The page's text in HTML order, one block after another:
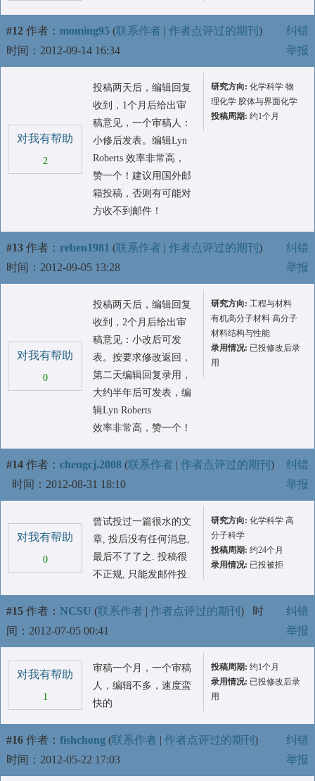
#12 作者： moming95 (联系作者 | 作者点评过的期刊 )
时间：2012-09-14 16:34
纠错
举报
对我有帮助
2
投稿两天后，编辑回复
收到，1个月后给出审
稿意见，一个审稿人：
小修后发表。编辑Lyn
Roberts 效率非常高，
赞一个！建议用国外邮
箱投稿，否则有可能对
方收不到邮件！
研究方向: 化学科学 物
理化学 胶体与界面化学
投稿周期: 约1个月
#13 作者： reben1981 (联系作者 | 作者点评过的期刊 )
时间：2012-09-05 13:28
纠错
举报
对我有帮助
0
投稿两天后，编辑回复
收到，2个月后给出审
稿意见：小改后可发
表。按要求修改返回，
第二天编辑回复录用，
大约半年后可发表，编
辑Lyn Roberts
效率非常高，赞一个！
研究方向: 工程与材料
有机高分子材料 高分子
材料结构与性能
录用情况: 已投修改后录
用
#14 作者： chengcj.2008 (联系作者 | 作者点评过的期刊 )
时间：2012-08-31 18:10
纠错
举报
对我有帮助
0
曾试投过一篇很水的文
章, 投后没有任何消息,
最后不了了之. 投稿很
不正规, 只能发邮件投.
研究方向: 化学科学 高
分子科学
投稿周期: 约24个月
录用情况: 已投被拒
#15 作者： NCSU (联系作者 | 作者点评过的期刊 ) 时
间：2012-07-05 00:41
纠错
举报
对我有帮助
1
审稿一个月，一个审稿
人，编辑不多，速度蛮
快的
投稿周期: 约1个月
录用情况: 已投修改后录
用
#16 作者： fishchong (联系作者 | 作者点评过的期刊 )
时间：2012-05-22 17:03
纠错
举报